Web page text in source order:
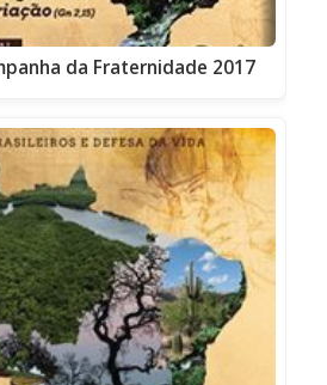
da Fraternidade 2017